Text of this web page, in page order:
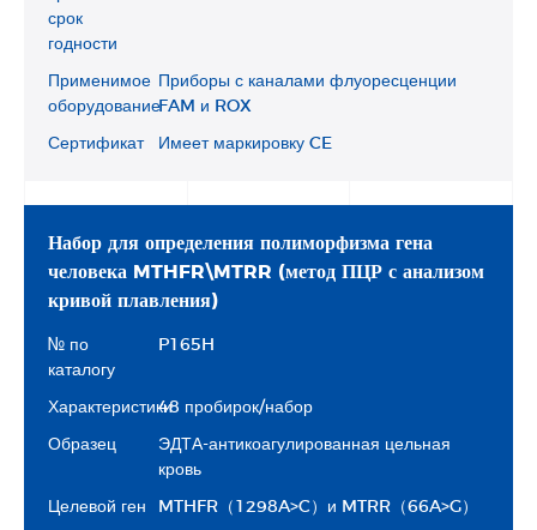
срок
годности
Применимое
оборудование
Приборы с каналами флуоресценции
FAM и ROX
Сертификат Имеет маркировку CE
Набор для определения полиморфизма гена
человека MTHFR\MTRR (метод ПЦР с анализом
кривой плавления)
№ по
каталогу
P165H
Характеристики48 пробирок/набор
Образец
ЭДТА-антикоагулированная цельная
кровь
Целевой ген MTHFR（1298A>C）и MTRR（66A>G）